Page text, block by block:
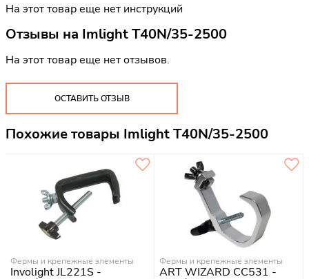
На этот товар еще нет инструкций
Отзывы на Imlight T40N/35-2500
На этот товар еще нет отзывов.
ОСТАВИТЬ ОТЗЫВ
Похожие товары Imlight T40N/35-2500
Фермы и крепежные элементы
Involight JL221S -
Фермы и крепежные элементы
ART WIZARD CC531 -